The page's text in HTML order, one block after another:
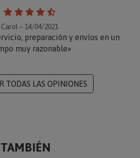
Carol – 14/04/2021
preparación y envíos en un
muy razonable»
TODAS LAS OPINIONES